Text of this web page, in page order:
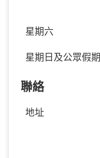
星期六
星期日及公眾假期
聯絡
地址